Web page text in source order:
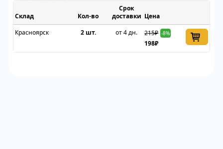
Склад
Срок
доставки Цена
Красноярск
2 шт. от 4 дн. 215₽ -8%
198₽